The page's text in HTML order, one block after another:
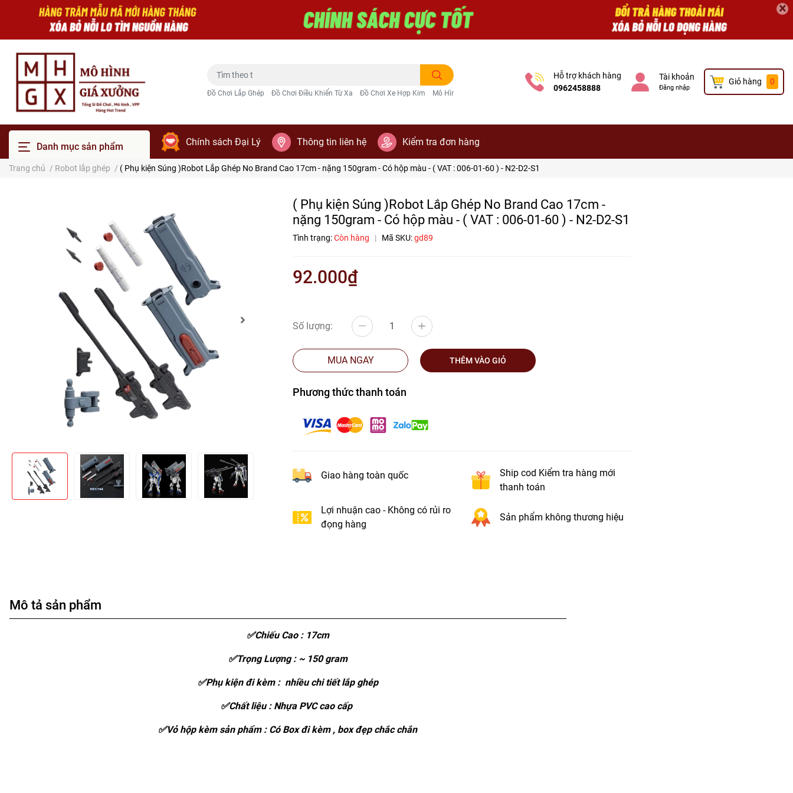
×
Đồ Chơi Lắp Ghép Đồ Chơi Điều Khiển Từ Xa Đồ Chơi Xe Hợp Kim Mô Hình Trang Trí
Hỗ trợ khách hàng
0962458888
Tài khoản
Đăng nhập
Giỏ hàng 0
Danh mục sản phẩm Chính sách Đại Lý Thông tin liên hệ Kiểm tra đơn hàng
Trang chủ / Robot lắp ghép / ( Phụ kiện Súng )Robot Lắp Ghép No Brand Cao 17cm - nặng 150gram - Có hộp màu - ( VAT : 006-01-60 ) - N2-D2-S1
( Phụ kiện Súng )Robot Lắp Ghép No Brand Cao 17cm -
nặng 150gram - Có hộp màu - ( VAT : 006-01-60 ) - N2-D2-S1
Tình trạng:Còn hàng | Mã SKU:gd89
92.000₫
Số lượng:
MUA NGAY THÊM VÀO GIỎ
Phương thức thanh toán
Giao hàng toàn quốc
Ship cod Kiểm tra hàng mới
thanh toán
Lợi nhuận cao - Không có rủi ro
đọng hàng
Sản phẩm không thương hiệu
Mô tả sản phẩm
✅Chiếu Cao : 17cm
✅Trọng Lượng : ~ 150 gram
✅Phụ kiện đi kèm : nhiều chi tiết lắp ghép
✅Chất liệu : Nhựa PVC cao cấp
✅Vỏ hộp kèm sản phẩm : Có Box đi kèm , box đẹp chắc chắn